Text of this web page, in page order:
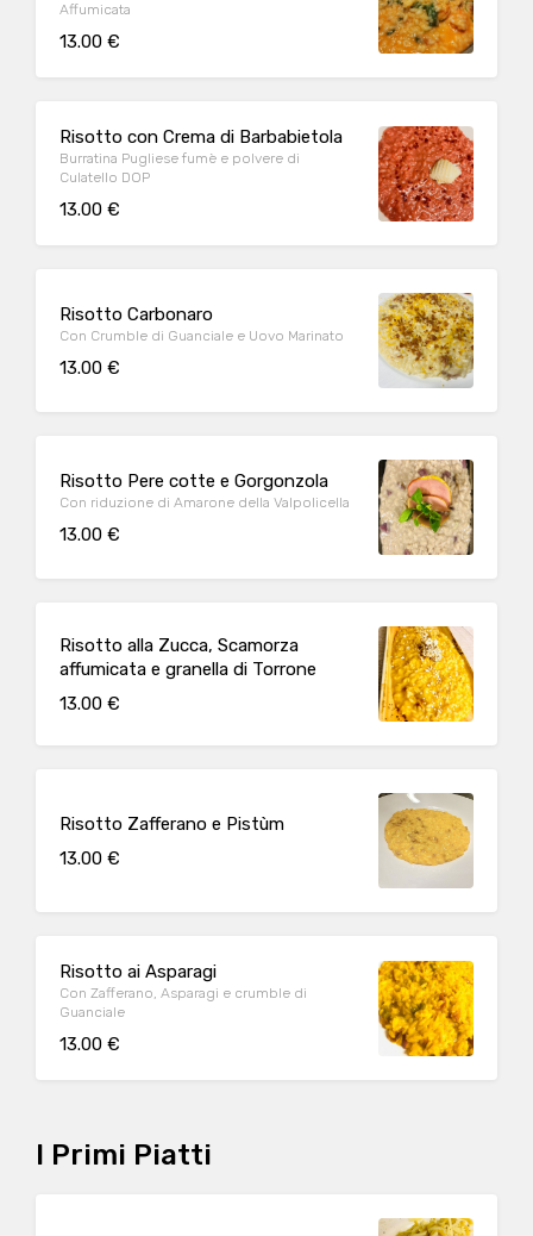
Affumicata
13.00 €
Risotto con Crema di Barbabietola
Burratina Pugliese fumè e polvere di
Culatello DOP
13.00 €
Risotto Carbonaro
Con Crumble di Guanciale e Uovo Marinato
13.00 €
Risotto Pere cotte e Gorgonzola
Con riduzione di Amarone della Valpolicella
13.00 €
Risotto alla Zucca, Scamorza
affumicata e granella di Torrone
13.00 €
Risotto Zafferano e Pistùm
13.00 €
Risotto ai Asparagi
Con Zafferano, Asparagi e crumble di
Guanciale
13.00 €
I Primi Piatti